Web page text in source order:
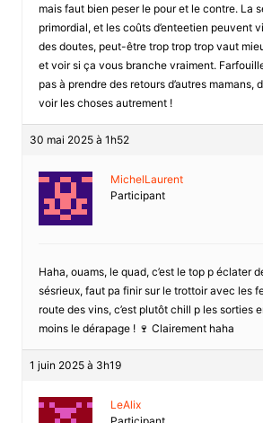
mais faut bien peser le pour et le contre. La
primordial, et les coûts d’enteetien peuvent
des doutes, peut-être trop trop trop vaut
et voir si ça vous branche vraiment.
pas à prendre des retours d’autres mamans,
voir les choses autrement !
30 mai 2025 à 1h52
MichelLaurent
Participant
Haha, ouams, le quad, c’est le top p éclater
sésrieux, faut pa finir sur le trottoir avec les
route des vins, c’est plutôt chill p les sorties
moins le dérapage ! 🍷 Clairement haha
1 juin 2025 à 3h19
LeAlix